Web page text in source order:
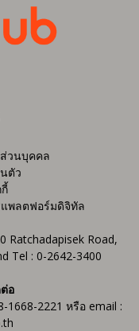
วนบุคคล
ตัว
แพลตฟอร์มดิจิทัล
Ratchadapisek Road,
Tel : 0-2642-3400
อ
2221 หรือ email :